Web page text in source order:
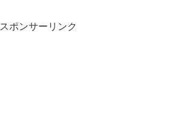
スポンサーリンク